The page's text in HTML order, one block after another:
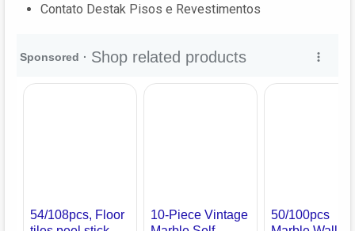
Contato Destak Pisos e Revestimentos